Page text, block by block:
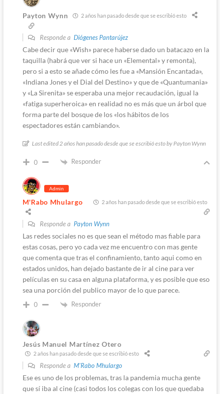
Payton Wynn 2 años han pasado desde que se escribió esto
Responde a Diógenes Pantarújez
Cabe decir que «Wish» parece haberse dado un batacazo en la
taquilla (habrá que ver si hace un «Elemental» y remonta),
pero si a esto se añade cómo les fue a «Mansión Encantada»,
«Indiana Jones y el Dial del Destino» y que de «Quantumania»
y «La Sirenita» se esperaba una mejor recaudación, igual la
«fatiga superheroica» en realidad no es más que un árbol que
forma parte del bosque de los «los hábitos de los
espectadores están cambiando».
Last edited 2 años han pasado desde que se escribió esto by Payton Wynn
0 Responder
Admin
M'Rabo Mhulargo 2 años han pasado desde que se escribió esto
Responde a Payton Wynn
Las redes sociales no es que sean el método mas fiable para
estas cosas, pero yo cada vez me encuentro con mas gente
que comenta que tras el confinamiento, tanto aqui como en
estados unidos, han dejado bastante de ir al cine para ver
películas en su casa en alguna plataforma, y es posible que eso
sea una porción del publico mayor de lo que parece.
0 Responder
Jesús Manuel Martínez Otero
2 años han pasado desde que se escribió esto
Responde a M'Rabo Mhulargo
Ese es uno de los problemas, tras la pandemia mucha gente
que sí iba al cine (casi todos los colegas con los que quedaba